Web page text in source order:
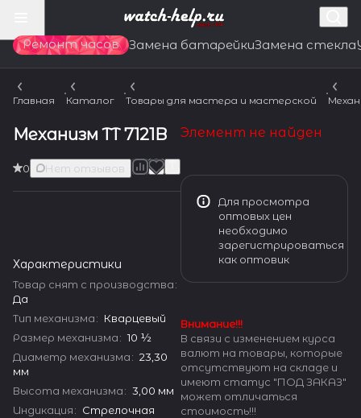
Ремонт часов Замена батарейкиЗамена стекла
Главная Каталог Товары для мастера и мастерской
Механизм TT 7121B
0 Нет отзывов
Характеристики
Товар снят с производства:
Да
Тип механизма: Кварцевый
Размер механизма: 10 ½
Диаметр механизма: 23,30
мм
Высота механизма: 3,00 мм
Индикация: Стрелочная
Элемент не найден
Для просмотра
оптовых цен
необходимо
зарегистрироваться
как оптовик
Внимание!!!
В связи с изменением курса
валют на товары, которые
отсутствуют на складе и
имеют статус "ПОД ЗАКАЗ"
может отличаться
стоимость!!!